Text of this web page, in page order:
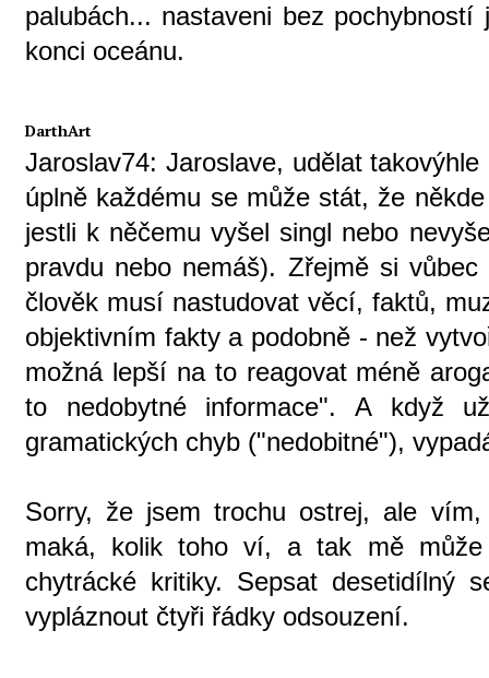
palubách... nastaveni bez
konci oceánu.
DarthArt
Jaroslav74: Jaroslave, udělat
úplně každému se může stát, že
jestli k něčemu vyšel singl nebo
pravdu nebo nemáš). Zřejmě si
člověk musí nastudovat věcí, faktů,
objektivním fakty a podobně - než
možná lepší na to reagovat méně
to nedobytné informace". A když
gramatických chyb ("nedobitné"),
Sorry, že jsem trochu ostrej, ale
maká, kolik toho ví, a tak mě
chytrácké kritiky. Sepsat desetidílný
vypláznout čtyři řádky odsouzení.